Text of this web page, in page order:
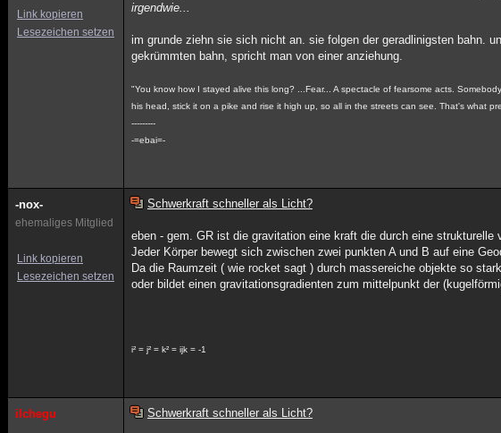
Link kopieren
Lesezeichen setzen
irgendwie...
im grunde ziehn sie sich nicht an. sie folgen der geradlinigsten bahn.
gekrümmten bahn, spricht man von einer anziehung.
"You know how I stayed alive this long? ...Fear... A spectacle of fearsome acts.
his head, stick it on a pike and rise it high up, so all in the streets can see. That's what
---------
-=ebai=-
-nox-
ehemaliges Mitglied
Link kopieren
Lesezeichen setzen
Schwerkraft schneller als Licht?
eben - gem. GR ist die gravitation eine kraft die durch eine strukturelle
Jeder Körper bewegt sich zwischen zwei punkten A und B auf eine
Da die Raumzeit ( wie rocket sagt ) durch massereiche objekte so
oder bildet einen gravitationsgradienten zum mittelpunkt der
i² = j² = k² = ijk = -1
ilchegu Schwerkraft schneller als Licht?